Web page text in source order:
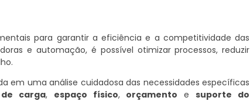
para garantir a eficiência e a competitividade das
e automação, é possível otimizar processos, reduzir
em uma análise cuidadosa das necessidades específicas
carga, espaço físico, orçamento esuporte do